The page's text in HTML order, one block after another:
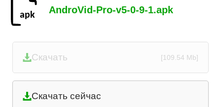
AndroVid-Pro-v5-0-9-1.apk
Скачать [109.54 Mb]
Скачать сейчас